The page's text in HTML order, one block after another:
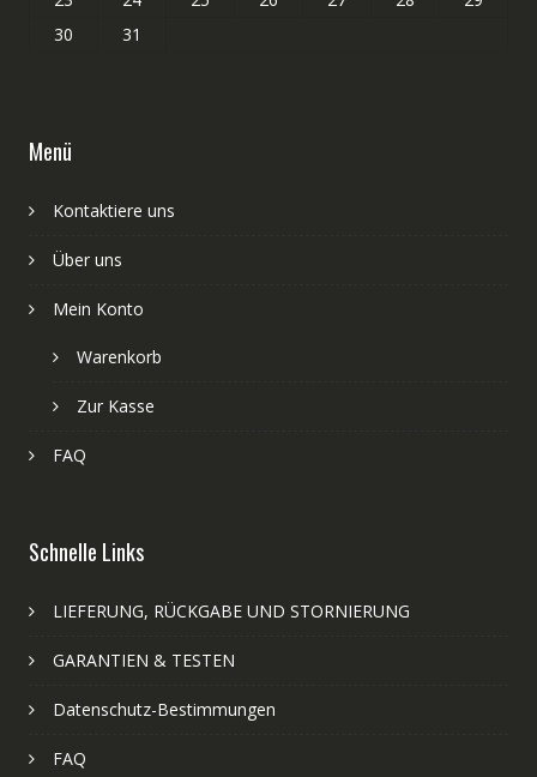
30
31
Menü
Kontaktiere uns
Über uns
Mein Konto
Warenkorb
Zur Kasse
FAQ
Schnelle Links
LIEFERUNG, RÜCKGABE UND STORNIERUNG
GARANTIEN & TESTEN
Datenschutz-Bestimmungen
FAQ